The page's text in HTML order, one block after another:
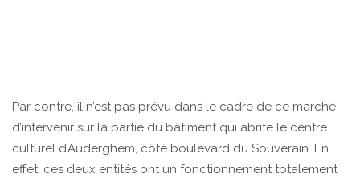
Par contre, il n’est pas prévu dans le cadre de ce marché
d’intervenir sur la partie du bâtiment qui abrite le centre
culturel d’Auderghem, côté boulevard du Souverain. En
effet, ces deux entités ont un fonctionnement totalement